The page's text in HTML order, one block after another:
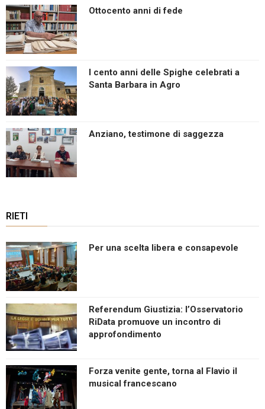
Ottocento anni di fede
I cento anni delle Spighe celebrati a
Santa Barbara in Agro
Anziano, testimone di saggezza
RIETI
Per una scelta libera e consapevole
Referendum Giustizia: l’Osservatorio
RiData promuove un incontro di
approfondimento
Forza venite gente, torna al Flavio il
musical francescano